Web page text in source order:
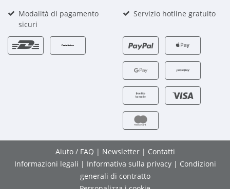
Modalità di pagamento
sicuri
Servizio hotline gratuito
Aiuto / FAQ | Newsletter | Contatti
Informazioni legali | Informativa sulla privacy | Condizioni
generali di contratto